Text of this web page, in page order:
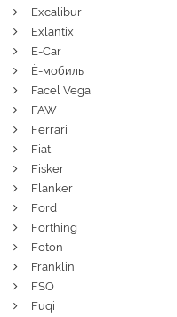
Excalibur
Exlantix
E-Car
Ё-мобиль
Facel Vega
FAW
Ferrari
Fiat
Fisker
Flanker
Ford
Forthing
Foton
Franklin
FSO
Fuqi